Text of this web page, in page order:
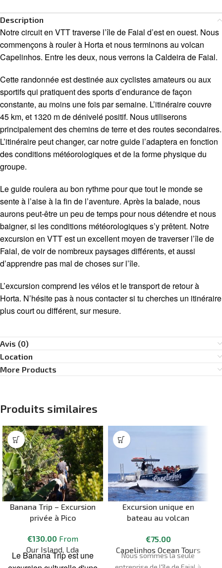
Description
Notre circuit en VTT traverse l’île de Faial d’est en ouest. Nous
commençons à rouler à Horta et nous terminons au volcan
Capelinhos. Entre les deux, nous verrons la Caldeira de Faial.
Cette randonnée est destinée aux cyclistes amateurs ou aux
sportifs qui pratiquent des sports d’endurance de façon
constante, au moins une fois par semaine. L’itinéraire couvre
45 km, et 1320 m de dénivelé positif. Nous utiliserons
principalement des chemins de terre et des routes secondaires.
L’itinéraire peut changer, car notre guide l’adaptera en fonction
des conditions météorologiques et de la forme physique du
groupe.
Le guide roulera au bon rythme pour que tout le monde se
sente à l’aise à la fin de l’aventure. Après la balade, nous
aurons peut-être un peu de temps pour nous détendre et nous
baigner, si les conditions météorologiques s’y prêtent. Notre
excursion en VTT est un excellent moyen de traverser l’île de
Faial, de voir de nombreux paysages différents, et aussi
d’apprendre pas mal de choses sur l’île.
L’excursion comprend les vélos et le transport de retour à
Horta. N’hésite pas à nous contacter si tu cherches un itinéraire
plus court ou différent, sur mesure.
Avis (0)
Location
More Products
Produits similaires
Banana Trip – Excursion
privée à Pico
€130.00 From
Our Island, Lda
Le Banana Trip est une
Excursion unique en
bateau au volcan
€75.00
Capelinhos Ocean Tours
Nous sommes la seule